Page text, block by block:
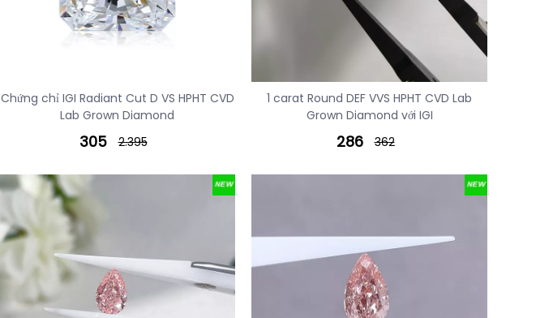
Chứng chỉ IGI Radiant Cut D VS HPHT CVD
Lab Grown Diamond
305 2.395
1 carat Round DEF VVS HPHT CVD Lab
Grown Diamond với IGI
286 362